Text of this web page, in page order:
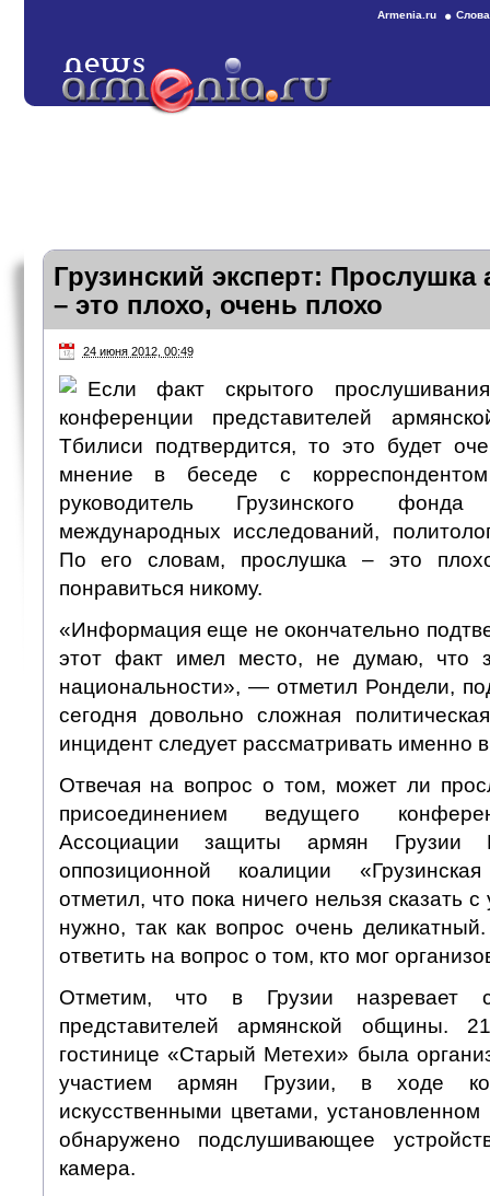
Armenia.ru
Грузинский эксперт:
– это плохо, очень плохо
24 июня 2012, 00:49
Если факт скрытого
конференции представителей
Тбилиси подтвердится, то это будет
мнение в беседе с
руководитель Грузинского
международных исследований,
По его словам, прослушка – это
понравиться никому.
«Информация еще не окончательно
этот факт имел место, не думаю, что
национальности», — отметил Рондели,
сегодня довольно сложная
инцидент следует рассматривать именно
Отвечая на вопрос о том, может ли
присоединением ведущего
Ассоциации защиты армян Грузии
оппозиционной коалиции
отметил, что пока ничего нельзя сказать
нужно, так как вопрос очень
ответить на вопрос о том, кто мог
Отметим, что в Грузии назревает
представителей армянской общины.
гостинице «Старый Метехи» была
участием армян Грузии, в ходе
искусственными цветами,
обнаружено подслушивающее
камера.